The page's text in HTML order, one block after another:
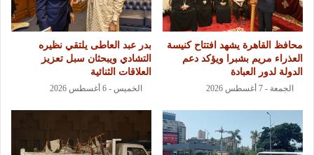
محافظ القاهرة يشهد افتتاح كنيسة
العذراء مريم بشبرا ويؤكد دعم
الدولة لدور العبادة
الجمعة - 7 أغسطس 2026
بدر عبد العاطى يلتقي نظيره
التشادي ويبحثان سبل تعزيز
العلاقات الثنائية
الخميس - 6 أغسطس 2026